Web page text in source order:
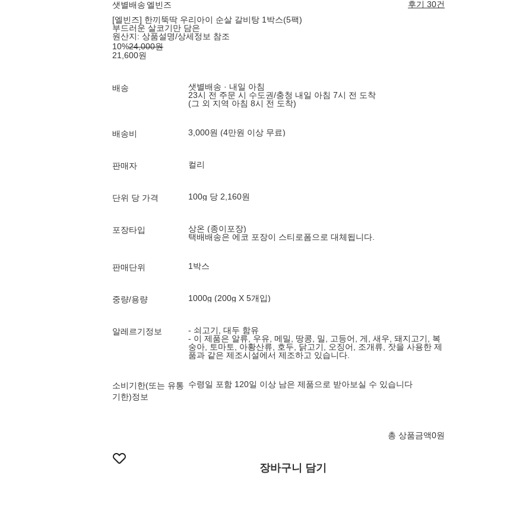
샛별배송 엘빈즈
후기 30건
[엘빈즈] 한끼뚝딱 우리아이 순살 갈비탕 1박스(5팩)
부드러운 살코기만 담은
원산지: 상품설명/상세정보 참조
10%24,000원
21,600원
배송
샛별배송 · 내일 아침
23시 전 주문 시 수도권/충청 내일 아침 7시 전 도착
(그 외 지역 아침 8시 전 도착)
배송비 3,000원 (4만원 이상 무료)
판매자 컬리
단위 당 가격 100g 당 2,160원
포장타입
상온 (종이포장)
택배배송은 에코 포장이 스티로폼으로 대체됩니다.
판매단위 1박스
중량/용량 1000g (200g X 5개입)
알레르기정보
- 쇠고기, 대두 함유
- 이 제품은 알류, 우유, 메밀, 땅콩, 밀, 고등어, 게, 새우, 돼지고기, 복
숭아, 토마토, 아황산류, 호두, 닭고기, 오징어, 조개류, 잣을 사용한 제
품과 같은 제조시설에서 제조하고 있습니다.
소비기한(또는 유통
기한)정보
수령일 포함 120일 이상 남은 제품으로 받아보실 수 있습니다
총 상품금액0원
장바구니 담기